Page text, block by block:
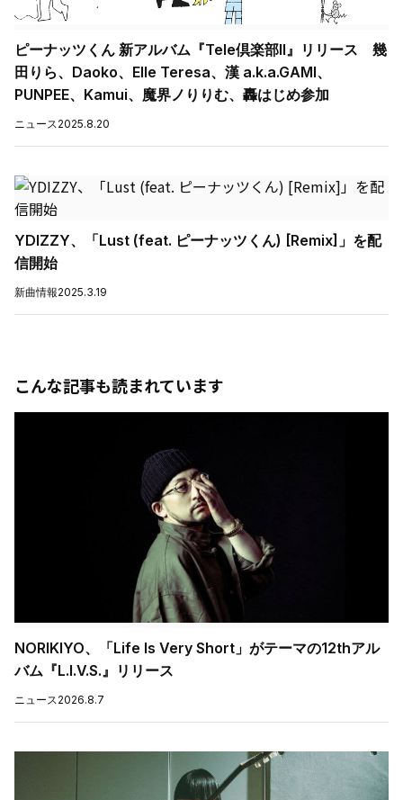
ピーナッツくん 新アルバム『Tele倶楽部II』リリース 幾
田りら、Daoko、Elle Teresa、漢 a.k.a.GAMI、
PUNPEE、Kamui、魔界ノりりむ、轟はじめ参加
ニュース 2025.8.20
YDIZZY、「Lust (feat. ピーナッツくん) [Remix]」を配
信開始
新曲情報2025.3.19
こんな記事も読まれています
NORIKIYO、「Life Is Very Short」がテーマの12thアル
バム『L.I.V.S.』リリース
ニュース 2026.8.7